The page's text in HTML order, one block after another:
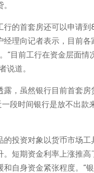
的首套房还可以申请
理向记者表示，目前
目前工行在资金层面情
说道。
，虽然银行目前首套
段时间银行是放不出
投资对象以货币市场
短期资金利率上涨推
自身资金紧张程度。“